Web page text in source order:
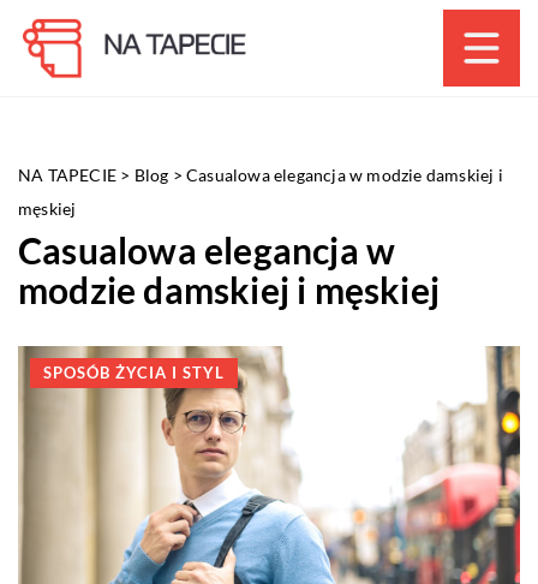
NA TAPECIE > Blog >Casualowa elegancja w modzie damskiej i
męskiej
Casualowa elegancja w
modzie damskiej i męskiej
SPOSÓB ŻYCIA I STYL